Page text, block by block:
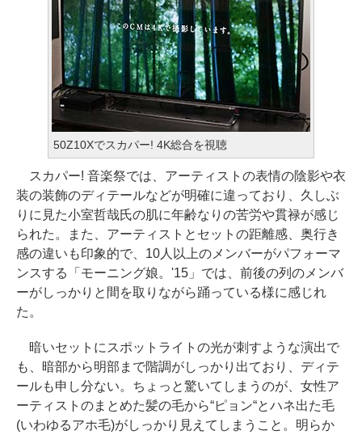
50Z10Xでスカパー! 4K総合を視聴
スカパー! 音楽祭では、アーティストの表情の陰影や衣
装の装飾のディテールなどが明確に違っており、久しぶ
りに見た小室哲哉氏の肌に年齢なりの苦労や貫禄が感じ
られた。また、アーティストとセットの距離感、奥行き
感の違いも印象的で、10人以上のメンバーがパフォーマ
ンスする「モーニング娘。'15」では、前後の列のメンバ
ーがしっかりと間を取りながら踊っている様に感じれ
た。
暗いセットにスポットライトの光が刺すような演出で
も、暗部から明部まで階調がしっかり出ており、ディテ
ールも申し分ない。ちょっと驚いてしまうのが、女性ア
ーティストのまとめた髪の毛から“ピョン“とハネ出た毛
(いわゆるアホ毛)がしっかり見えてしまうこと。明らか